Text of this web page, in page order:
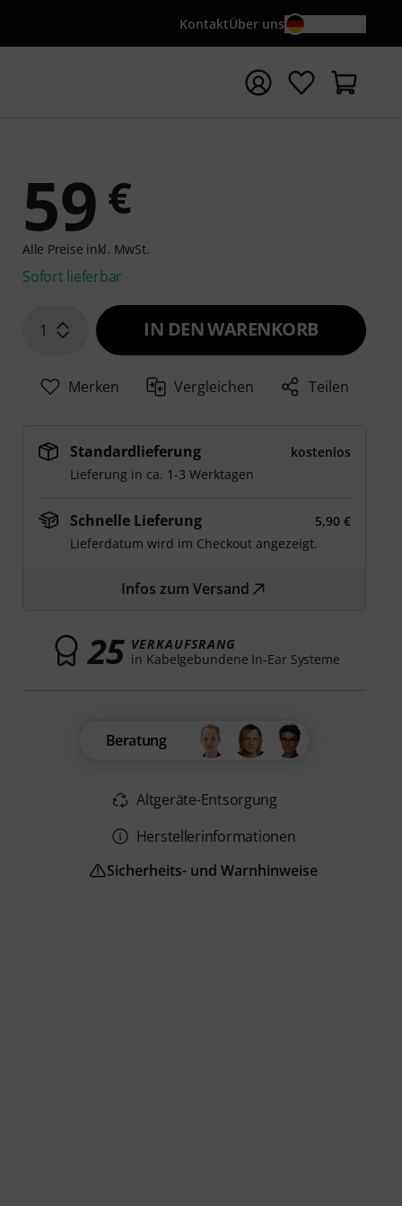
KontaktÜber uns
mit Suchwort {searchTerm} starten
59 €
Alle Preise inkl. MwSt.
Sofort lieferbar
1 IN DEN WARENKORB
Merken Vergleichen Teilen
Standardlieferung
kostenlos
Lieferung in ca. 1-3 Werktagen
Schnelle Lieferung
5,90 €
Lieferdatum wird im Checkout angezeigt.
Infos zum Versand
25 VERKAUFSRANG
in Kabelgebundene In-Ear Systeme
Beratung
Altgeräte-Entsorgung
Herstellerinformationen
Sicherheits- und Warnhinweise